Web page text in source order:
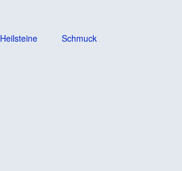
Heilsteine Schmuck